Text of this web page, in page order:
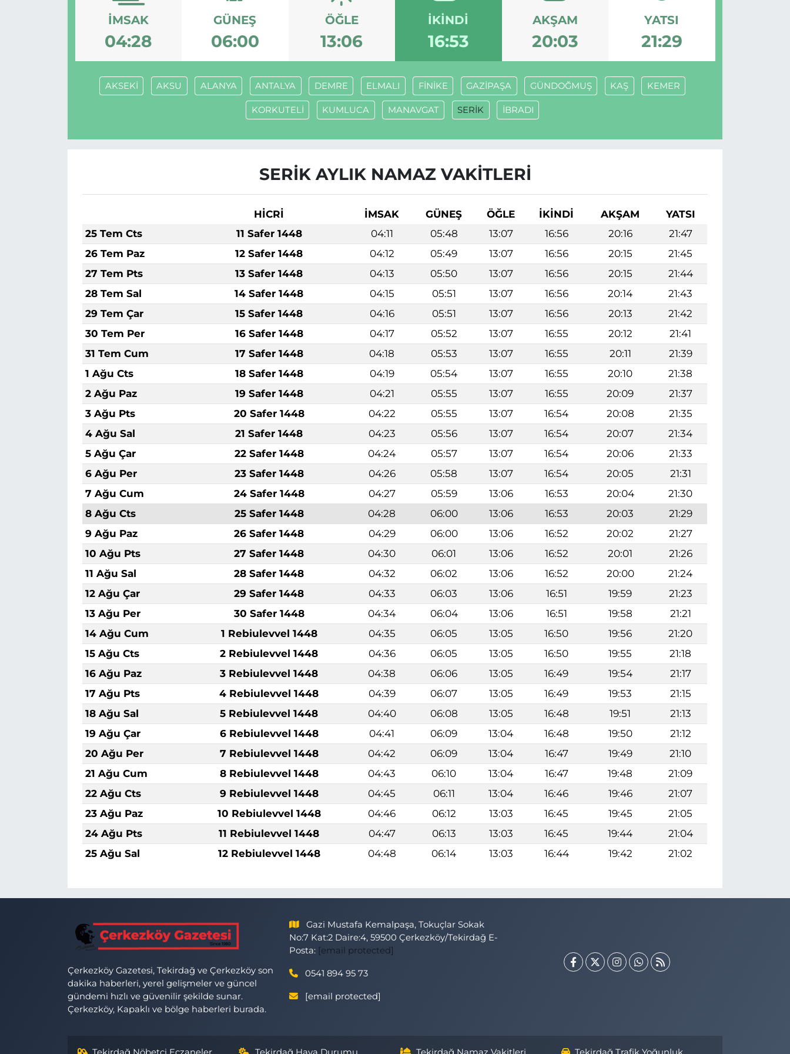
İMSAK
04:28
GÜNEŞ
06:00
ÖĞLE
13:06
İKINDI
16:53
AKŞAM
20:03
YATSI
21:29
AKSEKİ AKSU ALANYA ANTALYA DEMRE ELMALI FİNİKE GAZİPAŞA GÜNDOĞMUŞ KAŞ KEMER
KORKUTELİ KUMLUCA MANAVGAT SERİK İBRADI
SERİK AYLIK NAMAZ VAKITLERI
HİCRİ İMSAK GÜNEŞ ÖĞLE İKINDI AKŞAM
YATSI
25 Tem Cts
11 Safer 1448 04:11 05:48 13:07 16:56 20:16
21:47
26 Tem Paz
12 Safer 1448 04:12 05:49 13:07 16:56 20:15
21:45
27 Tem Pts
13 Safer 1448 04:13 05:50 13:07 16:56 20:15
21:44
28 Tem Sal
14 Safer 1448 04:15 05:51 13:07 16:56 20:14
21:43
29 Tem Çar
15 Safer 1448 04:16 05:51 13:07 16:56 20:13
21:42
30 Tem Per
16 Safer 1448 04:17 05:52 13:07 16:55 20:12
21:41
31 Tem Cum
17 Safer 1448 04:18 05:53 13:07 16:55 20:11
21:39
1 Ağu Cts
18 Safer 1448 04:19 05:54 13:07 16:55 20:10
21:38
2 Ağu Paz
19 Safer 1448 04:21 05:55 13:07 16:55 20:09
21:37
3 Ağu Pts
20 Safer 1448 04:22 05:55 13:07 16:54 20:08
21:35
4 Ağu Sal
21 Safer 1448 04:23 05:56 13:07 16:54 20:07
21:34
5 Ağu Çar
22 Safer 1448 04:24 05:57 13:07 16:54 20:06
21:33
6 Ağu Per
23 Safer 1448 04:26 05:58 13:07 16:54 20:05
21:31
7 Ağu Cum
24 Safer 1448 04:27 05:59 13:06 16:53 20:04
21:30
8 Ağu Cts
25 Safer 1448 04:28 06:00 13:06 16:53 20:03
21:29
9 Ağu Paz
26 Safer 1448 04:29 06:00 13:06 16:52 20:02
21:27
10 Ağu Pts
27 Safer 1448 04:30 06:01 13:06 16:52 20:01
21:26
11 Ağu Sal
28 Safer 1448 04:32 06:02 13:06 16:52 20:00
21:24
12 Ağu Çar
29 Safer 1448 04:33 06:03 13:06 16:51 19:59
21:23
13 Ağu Per
30 Safer 1448 04:34 06:04 13:06 16:51 19:58
21:21
14 Ağu Cum
1 Rebiulevvel 1448 04:35 06:05 13:05 16:50 19:56
21:20
15 Ağu Cts
2 Rebiulevvel 1448 04:36 06:05 13:05 16:50 19:55
21:18
16 Ağu Paz
3 Rebiulevvel 1448 04:38 06:06 13:05 16:49 19:54
21:17
17 Ağu Pts
4 Rebiulevvel 1448 04:39 06:07 13:05 16:49 19:53
21:15
18 Ağu Sal
5 Rebiulevvel 1448 04:40 06:08 13:05 16:48 19:51
21:13
19 Ağu Çar
6 Rebiulevvel 1448 04:41 06:09 13:04 16:48 19:50
21:12
20 Ağu Per
7 Rebiulevvel 1448 04:42 06:09 13:04 16:47 19:49
21:10
21 Ağu Cum
8 Rebiulevvel 1448 04:43 06:10 13:04 16:47 19:48
21:09
22 Ağu Cts
9 Rebiulevvel 1448 04:45 06:11 13:04 16:46 19:46
21:07
23 Ağu Paz
10 Rebiulevvel 1448 04:46 06:12 13:03 16:45 19:45
21:05
24 Ağu Pts
11 Rebiulevvel 1448 04:47 06:13 13:03 16:45 19:44
21:04
25 Ağu Sal
12 Rebiulevvel 1448 04:48 06:14 13:03 16:44 19:42 21:02
Çerkezköy Gazetesi, Tekirdağ ve Çerkezköy son
dakika haberleri, yerel gelişmeler ve güncel
gündemi hızlı ve güvenilir şekilde sunar.
Çerkezköy, Kapaklı ve bölge haberleri burada.
Gazi Mustafa Kemalpaşa, Tokuçlar Sokak
No:7 Kat:2 Daire:4, 59500 Çerkezköy/Tekirdağ E-
Posta: [email protected]
0541 894 95 73
[email protected]
Gizlilik Sözleşmesi
Yayın İlkeleri